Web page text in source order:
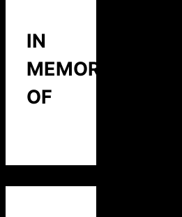
IN
MEMORY
OF